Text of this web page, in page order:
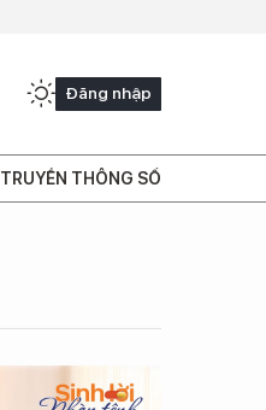
Đăng nhập
TRUYỀN THÔNG SỐ